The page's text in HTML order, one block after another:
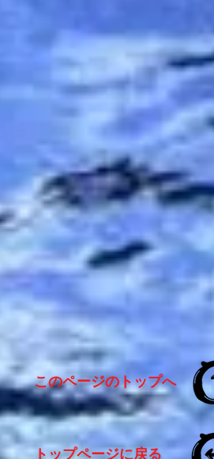
このページのトップへ
トップページに戻る